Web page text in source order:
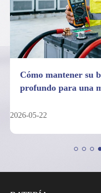
7 datos sobre los
baterías de plomo
2026-05-04